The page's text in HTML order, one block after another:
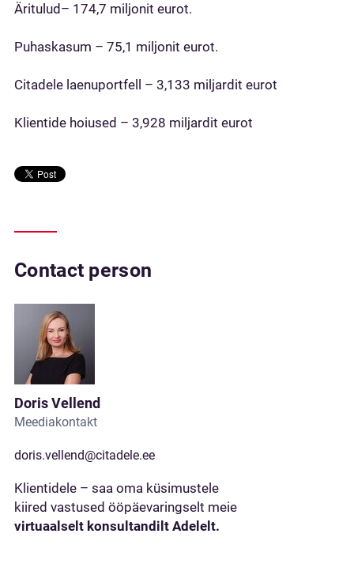
Äritulud– 174,7 miljonit eurot.
Puhaskasum – 75,1 miljonit eurot.
Citadele laenuportfell – 3,133 miljardit eurot
Klientide hoiused – 3,928 miljardit eurot
Contact person
Doris Vellend
Meediakontakt
doris.vellend@citadele.ee
Klientidele – saa oma küsimustele
kiired vastused ööpäevaringselt meie
virtuaalselt konsultandilt Adelelt.